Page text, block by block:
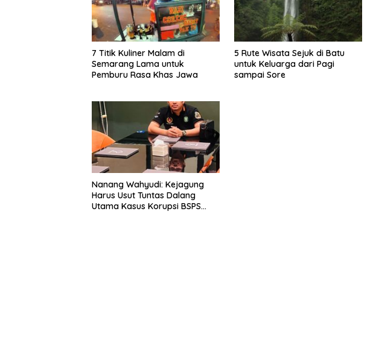
7 Titik Kuliner Malam di
Semarang Lama untuk
Pemburu Rasa Khas Jawa
5 Rute Wisata Sejuk di Batu
untuk Keluarga dari Pagi
sampai Sore
Nanang Wahyudi: Kejagung
Harus Usut Tuntas Dalang
Utama Kasus Korupsi BSPS